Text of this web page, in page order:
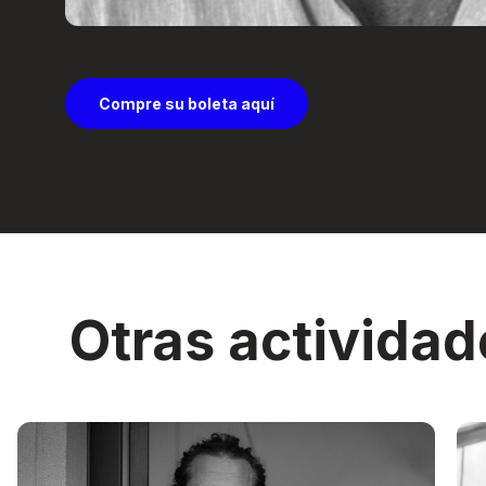
Compre su boleta aquí
Otras